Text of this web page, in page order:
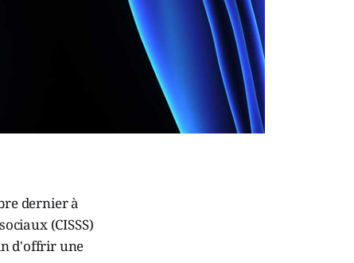
dernier à
(CISSS)
d'offrir une